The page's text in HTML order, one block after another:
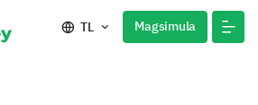
TL Magsimula